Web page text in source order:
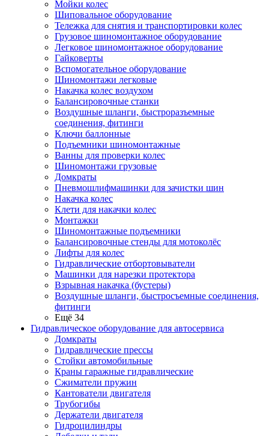
Мойки колес
Шиповальное оборудование
Тележка для снятия и транспортировки колес
Грузовое шиномонтажное оборудование
Легковое шиномонтажное оборудование
Гайковерты
Вспомогательное оборудование
Шиномонтажи легковые
Накачка колес воздухом
Балансировочные станки
Воздушные шланги, быстроразъемные
соединения, фитинги
Ключи баллонные
Подъемники шиномонтажные
Ванны для проверки колес
Шиномонтажи грузовые
Домкраты
Пневмошлифмашинки для зачистки шин
Накачка колес
Клети для накачки колес
Монтажки
Шиномонтажные подъемники
Балансировочные стенды для мотоколёс
Лифты для колес
Гидравлические отбортовыватели
Машинки для нарезки протектора
Взрывная накачка (бустеры)
Воздушные шланги, быстросъемные соединения,
фитинги
Ещё 34
Гидравлическое оборудование для автосервиса
Домкраты
Гидравлические прессы
Стойки автомобильные
Краны гаражные гидравлические
Сжиматели пружин
Кантователи двигателя
Трубогибы
Держатели двигателя
Гидроцилиндры